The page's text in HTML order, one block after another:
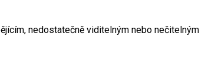
nedostatečně viditelným nebo nečitelným